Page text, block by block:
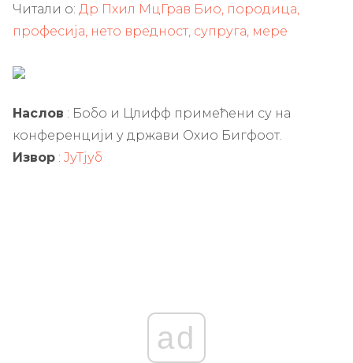
Читали о: Др Пхил МцГрав Био, породица,
професија, нето вредност, супруга, мере
Наслов : Бобо и Цлифф примећени су на
конференцији у држави Охио Бигфоот.
Извор : ЈуТјуб
ad